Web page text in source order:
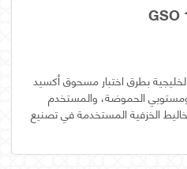
بطرق اختبار مسحوق أكسيد
ومستويي الحموضة، والمستخدم
الخزفية المستخدمة في تصنيع